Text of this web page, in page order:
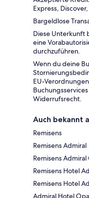
Express,
Bargeldlose
Diese Unterkunft
eine
durchzuführen.
Wenn du deine
EU-
Widerrufsrecht.
Auch bekannt
Remisens
Remisens Admiral
Remisens
Remisens Hotel
Remisens Hotel
Admiral Hotel